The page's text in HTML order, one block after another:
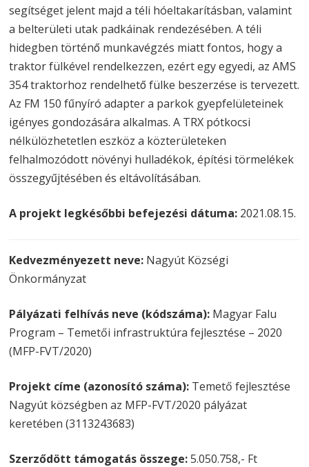
segítséget jelent majd a téli hóeltakarításban, valamint
a belterületi utak padkáinak rendezésében. A téli
hidegben történő munkavégzés miatt fontos, hogy a
traktor fülkével rendelkezzen, ezért egy egyedi, az AMS
354 traktorhoz rendelhető fülke beszerzése is tervezett.
Az FM 150 fűnyíró adapter a parkok gyepfelületeinek
igényes gondozására alkalmas. A TRX pótkocsi
nélkülözhetetlen eszköz a közterületeken
felhalmozódott növényi hulladékok, építési törmelékek
összegyűjtésében és eltávolításában.
A projekt legkésőbbi befejezési dátuma: 2021.08.15.
Kedvezményezett neve: Nagyút Községi
Önkormányzat
Pályázati felhívás neve (kódszáma): Magyar Falu
Program – Temetői infrastruktúra fejlesztése – 2020
(MFP-FVT/2020)
Projekt címe (azonosító száma): Temető fejlesztése
Nagyút községben az MFP-FVT/2020 pályázat
keretében (3113243683)
Szerződött támogatás összege:5.050.758,- Ft